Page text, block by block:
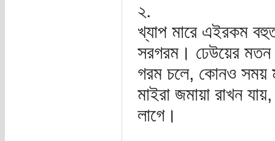
২.
খ্যাপ মারে এইরকম
সরগরম। ঢেউয়ের মতন
গরম চলে, কোনও সময়
মাইরা জমায়া রাখন
লাগে।